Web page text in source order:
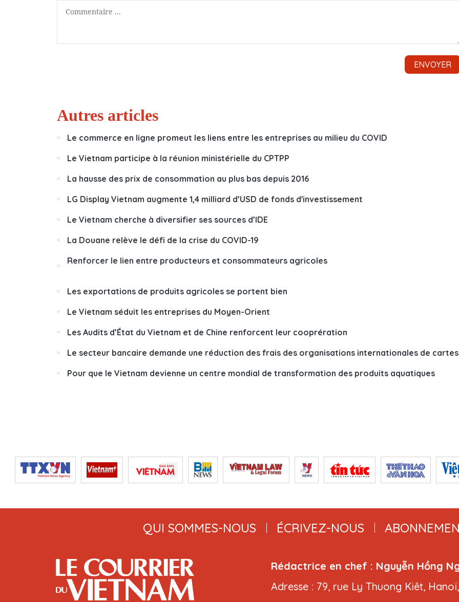
Autres articles
Le commerce en ligne promeut les liens entre les entreprises au milieu du COVID
Le Vietnam participe à la réunion ministérielle du CPTPP
La hausse des prix de consommation au plus bas depuis 2016
LG Display Vietnam augmente 1,4 milliard d’USD de fonds d'investissement
Le Vietnam cherche à diversifier ses sources d’IDE
La Douane relève le défi de la crise du COVID-19
Renforcer le lien entre producteurs et consommateurs agricoles
Les exportations de produits agricoles se portent bien
Le Vietnam séduit les entreprises du Moyen-Orient
Les Audits d’État du Vietnam et de Chine renforcent leur cooprération
Le secteur bancaire demande une réduction des frais des organisations internationales de cartes
Pour que le Vietnam devienne un centre mondial de transformation des produits aquatiques
QUI SOMMES-NOUS ÉCRIVEZ-NOUS
Rédactrice en chef : Nguyễn Hồng
Adresse : 79, rue Ly Thuong Kiêt,